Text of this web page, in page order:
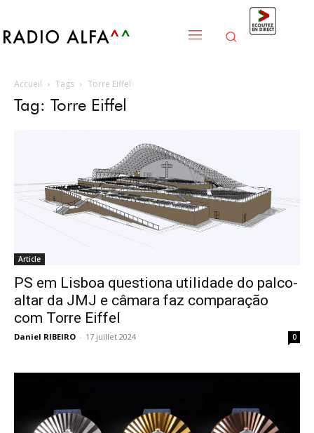
Accueil Tags Torre Eiffel
Tag: Torre Eiffel
Article
PS em Lisboa questiona utilidade do palco-
altar da JMJ e câmara faz comparação
com Torre Eiffel
Daniel RIBEIRO - 17 juillet 2024 0